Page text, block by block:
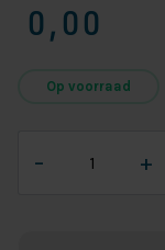
0,00
Op voorraad
–
Relax
+